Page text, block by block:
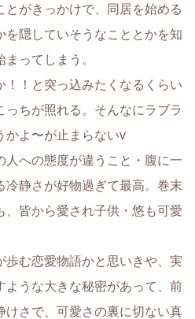
とがきっかけで、同居を始める
を隠していそうなこととかを知
ってしまう。
！！と突っ込みたくなるくらい
ちが照れる。そんなにラブラ
かよ〜が止まらないv
人への態度が違うこと・腹に一
冷静さが好物過ぎて最高。巻末
、皆から愛され子供・悠も可愛
歩む恋愛物語かと思いきや、実
ような大きな秘密があって、前
けさで、可愛さの裏に切ない真